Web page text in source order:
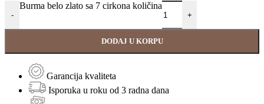
-
Burma belo zlato sa 7 cirkona količina
+
DODAJ U KORPU
Garancija kvaliteta
Isporuka u roku od 3 radna dana